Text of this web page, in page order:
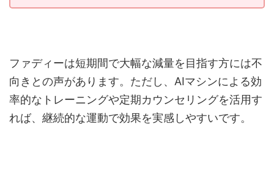
ファディーは短期間で大幅な減量を目指す方には不
向きとの声があります。ただし、AIマシンによる効
率的なトレーニングや定期カウンセリングを活用す
れば、継続的な運動で効果を実感しやすいです。